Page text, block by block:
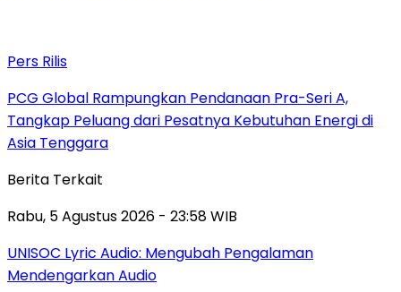
Pers Rilis
PCG Global Rampungkan Pendanaan Pra-Seri A,
Tangkap Peluang dari Pesatnya Kebutuhan Energi di
Asia Tenggara
Berita Terkait
Rabu, 5 Agustus 2026 - 23:58 WIB
UNISOC Lyric Audio: Mengubah Pengalaman
Mendengarkan Audio